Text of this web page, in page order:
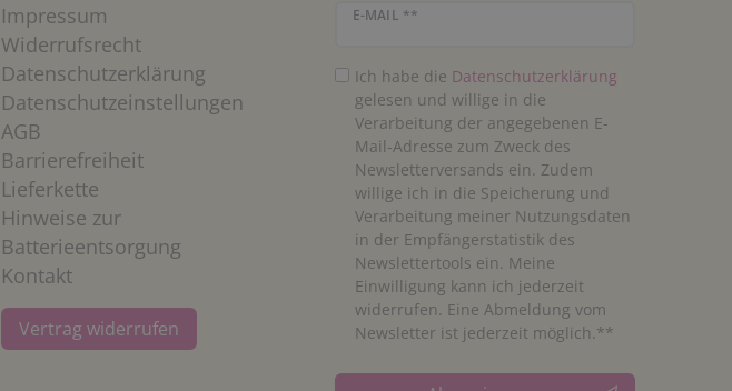
Impressum
Widerrufsrecht
Datenschutzerklärung
Datenschutzeinstellungen
AGB
Barrierefreiheit
Lieferkette
Hinweise zur
Batterieentsorgung
Kontakt
Vertrag widerrufen
E-MAIL **
Newsletter Honig
Ich habe die Daten­schutz­erklärung
gelesen und willige in die
Verarbeitung der angegebenen E-
Mail-Adresse zum Zweck des
Newsletterversands ein. Zudem
willige ich in die Speicherung und
Verarbeitung meiner Nutzungsdaten
in der Empfängerstatistik des
Newslettertools ein. Meine
Einwilligung kann ich jederzeit
widerrufen. Eine Abmeldung vom
Newsletter ist jederzeit möglich.**